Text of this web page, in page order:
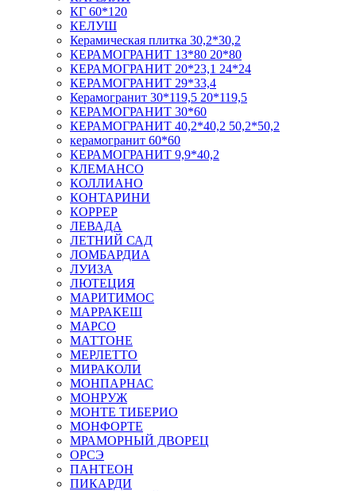
КГ 60*120
КЕЛУШ
Керамическая плитка 30,2*30,2
КЕРАМОГРАНИТ 13*80 20*80
КЕРАМОГРАНИТ 20*23,1 24*24
КЕРАМОГРАНИТ 29*33,4
Керамогранит 30*119,5 20*119,5
КЕРАМОГРАНИТ 30*60
КЕРАМОГРАНИТ 40,2*40,2 50,2*50,2
керамогранит 60*60
КЕРАМОГРАНИТ 9,9*40,2
КЛЕМАНСО
КОЛЛИАНО
КОНТАРИНИ
КОРРЕР
ЛЕВАДА
ЛЕТНИЙ САД
ЛОМБАРДИА
ЛУИЗА
ЛЮТЕЦИЯ
МАРИТИМОС
МАРРАКЕШ
МАРСО
МАТТОНЕ
МЕРЛЕТТО
МИРАКОЛИ
МОНПАРНАС
МОНРУЖ
МОНТЕ ТИБЕРИО
МОНФОРТЕ
МРАМОРНЫЙ ДВОРЕЦ
ОРСЭ
ПАНТЕОН
ПИКАРДИ